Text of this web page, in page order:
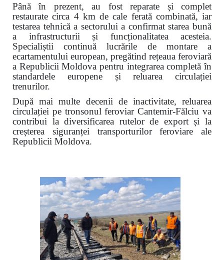
Până în prezent, au fost reparate și complet
restaurate circa 4 km de cale ferată combinată, iar
testarea tehnică a sectorului a confirmat starea bună
a infrastructurii și funcționalitatea acesteia.
Specialiștii continuă lucrările de montare a
ecartamentului european, pregătind rețeaua feroviară
a Republicii Moldova pentru integrarea completă în
standardele europene și reluarea circulației
trenurilor.
După mai multe decenii de inactivitate, reluarea
circulației pe tronsonul feroviar Cantemir-Fălciu va
contribui la diversificarea rutelor de export și la
creșterea siguranței transporturilor feroviare ale
Republicii Moldova.